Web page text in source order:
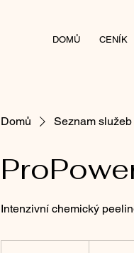
DOMŮ CENÍK
Domů Seznam služeb
Intenzivní chemický